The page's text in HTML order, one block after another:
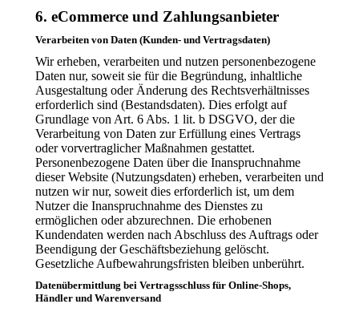
6. eCommerce und Zahlungs­anbieter
Verarbeiten von Daten (Kunden- und Vertragsdaten)
Wir erheben, verarbeiten und nutzen personenbezogene
Daten nur, soweit sie für die Begründung, inhaltliche
Ausgestaltung oder Änderung des Rechtsverhältnisses
erforderlich sind (Bestandsdaten). Dies erfolgt auf
Grundlage von Art. 6 Abs. 1 lit. b DSGVO, der die
Verarbeitung von Daten zur Erfüllung eines Vertrags
oder vorvertraglicher Maßnahmen gestattet.
Personenbezogene Daten über die Inanspruchnahme
dieser Website (Nutzungsdaten) erheben, verarbeiten und
nutzen wir nur, soweit dies erforderlich ist, um dem
Nutzer die Inanspruchnahme des Dienstes zu
ermöglichen oder abzurechnen. Die erhobenen
Kundendaten werden nach Abschluss des Auftrags oder
Beendigung der Geschäftsbeziehung gelöscht.
Gesetzliche Aufbewahrungsfristen bleiben unberührt.
Daten­übermittlung bei Vertragsschluss für Online-Shops,
Händler und Warenversand